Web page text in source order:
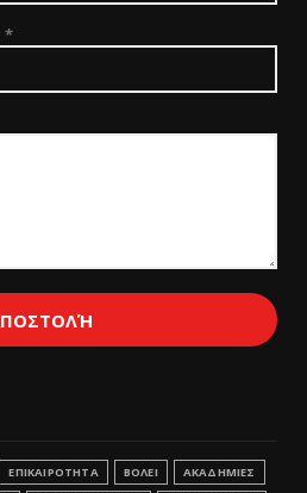
*
ΕΠΙΚΑΙΡΟΤΗΤΑ ΒΟΛΕΙ
ΑΚΑΔΗΜΙΕΣ